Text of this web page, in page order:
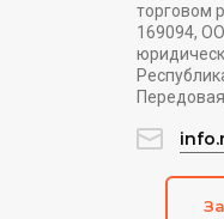
торговом
169094,